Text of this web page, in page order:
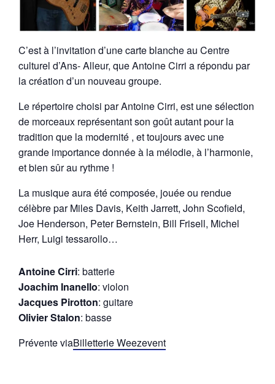
C’est à l’invitation d’une carte blanche au Centre
culturel d’Ans- Alleur, que Antoine Cirri a répondu par
la création d’un nouveau groupe.
Le répertoire choisi par Antoine Cirri, est une sélection
de morceaux représentant son goût autant pour la
tradition que la modernité , et toujours avec une
grande importance donnée à la mélodie, à l’harmonie,
et bien sûr au rythme !
La musique aura été composée, jouée ou rendue
célèbre par Miles Davis, Keith Jarrett, John Scofield,
Joe Henderson, Peter Bernstein, Bill Frisell, Michel
Herr, Luigi tessarollo…
Antoine Cirri: batterie
Joachim Inanello: violon
Jacques Pirotton: guitare
Olivier Stalon: basse
Prévente viaBilletterie Weezevent